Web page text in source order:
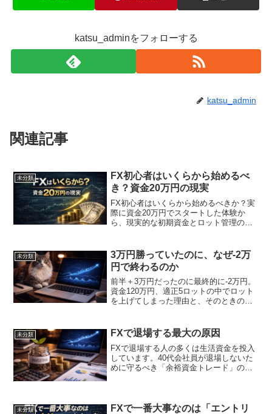
katsu_adminをフォローする
katsu_admin
関連記事
未分類
FX初心者はいくらから始めるべ
き？資金20万円の現実
FX初心者はいくらから始めるべきか？実
際に資金20万円でスタートした体験か
ら、現実的な初期資金とロット管理の重
未分類
3万円勝っていたのに、なぜ-2万
円で終わるのか
前半＋3万円だったのに最終的に-2万円。
資金120万円、適正5ロットの中でロット
を上げてしまった理由と、そのときの心
人に読んでほしい体験談です。
未分類 FXで退場する最大の原因
FXで退場する人の多くは生活資金を投入
しています。40代会社員が退場しないた
めに守るべき「余裕資金トレード」の重
未分類
FXで一番大事なのは「エントリ